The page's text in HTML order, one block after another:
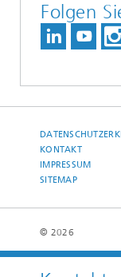
Folgen
KONTAKT
IMPRESSUM
SITEMAP
© 2026